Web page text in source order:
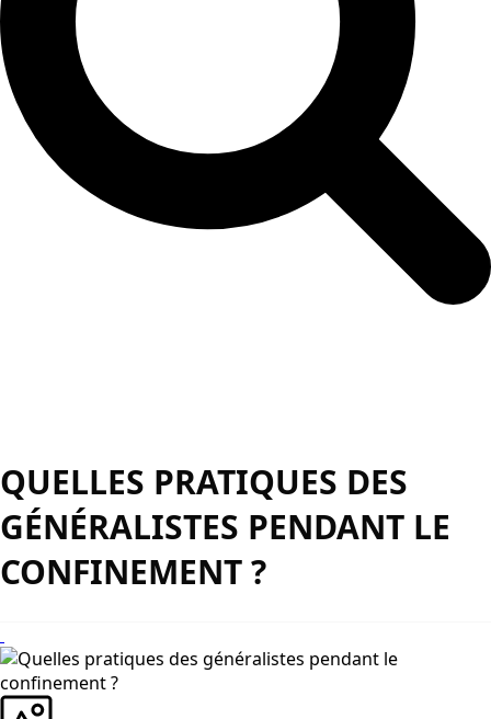
QUELLES PRATIQUES DES
GÉNÉRALISTES PENDANT LE
CONFINEMENT ?